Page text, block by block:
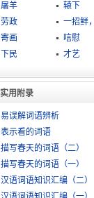
屠羊
辕下
劳政
寄画
唁慰
下民
才艺
实用附录
易误解词语辨析
表示看的词语
描写春天的词语（二）
描写春天的词语（一）
汉语词语知识汇编（二）